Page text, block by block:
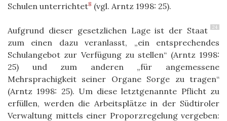
Schulen unterrichtet8 (vgl. Arntz 1998: 25).
24
Aufgrund dieser gesetzlichen Lage ist der Staat
zum einen dazu veranlasst, „ein entsprechendes
Schulangebot zur Verfügung zu stellen“ (Arntz 1998:
25) und zum anderen „für angemessene
Mehrsprachigkeit seiner Organe Sorge zu tragen“
(Arntz 1998: 25). Um diese letztgenannte Pflicht zu
erfüllen, werden die Arbeitsplätze in der Südtiroler
Verwaltung mittels einer Proporzregelung vergeben: